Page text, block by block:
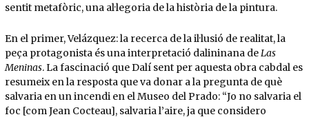
sentit metafòric, una al·legoria de la història de la pintura.
En el primer, Velázquez: la recerca de la il·lusió de realitat, la
peça protagonista és una interpretació dalininana deLas
Meninas. La fascinació que Dalí sent per aquesta obra cabdal es
resumeix en la resposta que va donar a la pregunta de què
salvaria en un incendi en el Museo del Prado: “Jo no salvaria el
foc [com Jean Cocteau], salvaria l’aire, ja que considero